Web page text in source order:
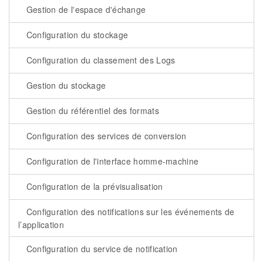
Gestion de l'espace d'échange
Configuration du stockage
Configuration du classement des Logs
Gestion du stockage
Gestion du référentiel des formats
Configuration des services de conversion
Configuration de l'interface homme-machine
Configuration de la prévisualisation
Configuration des notifications sur les événements de
l’application
Configuration du service de notification